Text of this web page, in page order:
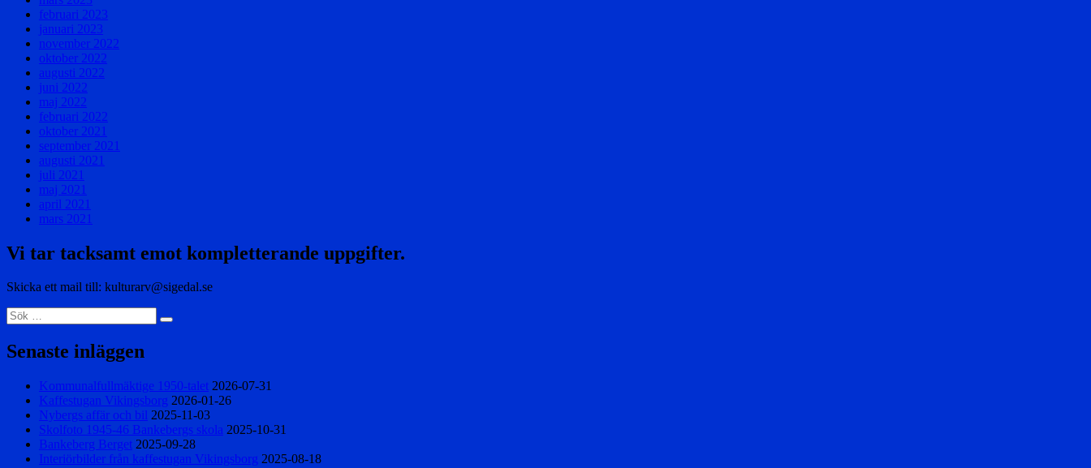
februari 2023
januari 2023
november 2022
oktober 2022
augusti 2022
juni 2022
maj 2022
februari 2022
oktober 2021
september 2021
augusti 2021
juli 2021
maj 2021
april 2021
mars 2021
Vi tar tacksamt emot kompletterande uppgifter.
Skicka ett mail till: kulturarv@sigedal.se
Sök
efter:
Sök
Senaste inläggen
Kommunalfullmäktige 1950-talet 2026-07-31
Kaffestugan Vikingsborg 2026-01-26
Nybergs affär och bil 2025-11-03
Skolfoto 1945-46 Bankebergs skola 2025-10-31
Bankeberg Berget 2025-09-28
Interiörbilder från kaffestugan Vikingsborg 2025-08-18